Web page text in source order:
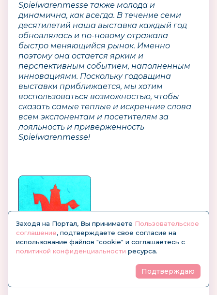
Spielwarenmesse также молода и
динамична, как всегда. В течение семи
десятилетий наша выставка каждый год
обновлялась и по-новому отражала
быстро меняющийся рынок. Именно
поэтому она остается ярким и
перспективным событием, наполненным
инновациями. Поскольку годовщина
выставки приближается, мы хотим
воспользоваться возможностью, чтобы
сказать самые теплые и искренние слова
всем экспонентам и посетителям за
лояльность и приверженность
Spielwarenmesse!
История выставки Spielwarenmesse
Заходя на Портал, Вы принимаете Пользовательское
соглашение, подтверждаете свое согласие на
использование файлов "cookie" и соглашаетесь с
политикой конфиденциальности ресурса.
Подтверждаю